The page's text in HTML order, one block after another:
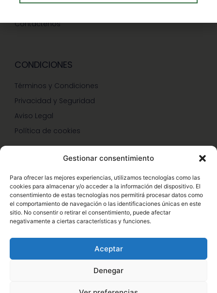
Gestionar consentimiento
Para ofrecer las mejores experiencias, utilizamos tecnologías como las
cookies para almacenar y/o acceder a la información del dispositivo. El
consentimiento de estas tecnologías nos permitirá procesar datos como
el comportamiento de navegación o las identificaciones únicas en este
sitio. No consentir o retirar el consentimiento, puede afectar
negativamente a ciertas características y funciones.
Aceptar
Denegar
Contáctenos
CONDICIONES
Términos y Condiciones
Privacidad y Seguridad
Aviso Legal
Política de cookies
Hazte Miembro Herbalife
Consulta Nutrición Gratis
Descuentos Vip Herbalife